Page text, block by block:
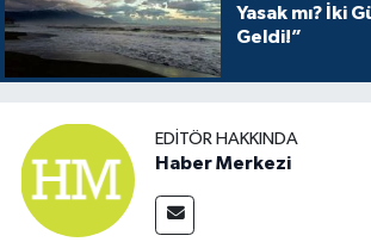
Yasak mı? İki
Geldi!”
EDITÖR HAKKINDA
Haber Merkezi